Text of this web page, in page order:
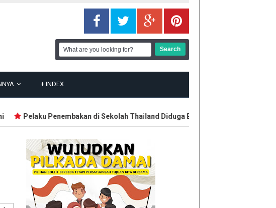
+ INDEX
Pelaku Penembakan di Sekolah Thailand Diduga Belajar dari Internet